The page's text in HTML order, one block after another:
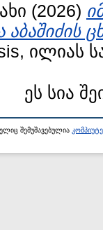
(2026)
ილიას
ეს სია
შემუშავებულია